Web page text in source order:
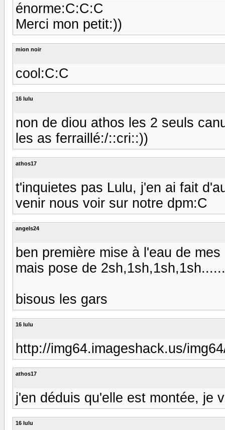
énorme:C:C:C
Merci mon petit:))
mion noir
cool:C:C
16 lulu
non de diou athos les 2 seuls
les as ferraillé:/::cri::))
athos17
t'inquietes pas Lulu, j'en ai fait
venir nous voir sur notre dpm:C
angels24
ben première mise à l'eau de
mais pose de
bisous les gars
16 lulu
http://img64.imageshack.us/
athos17
j'en déduis qu'elle est montée, je
16 lulu